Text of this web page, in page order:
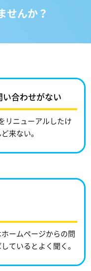
せんか？
い合わせがない
リニューアルしたけ
来ない。
ームページからの問
ているとよく聞く。